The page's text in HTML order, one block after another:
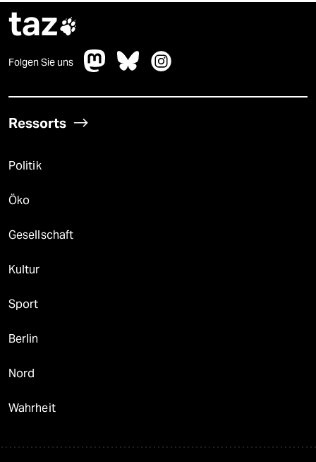
taz
Folgen Sie uns
Ressorts
Politik
Öko
Gesellschaft
Kultur
Sport
Berlin
Nord
Wahrheit